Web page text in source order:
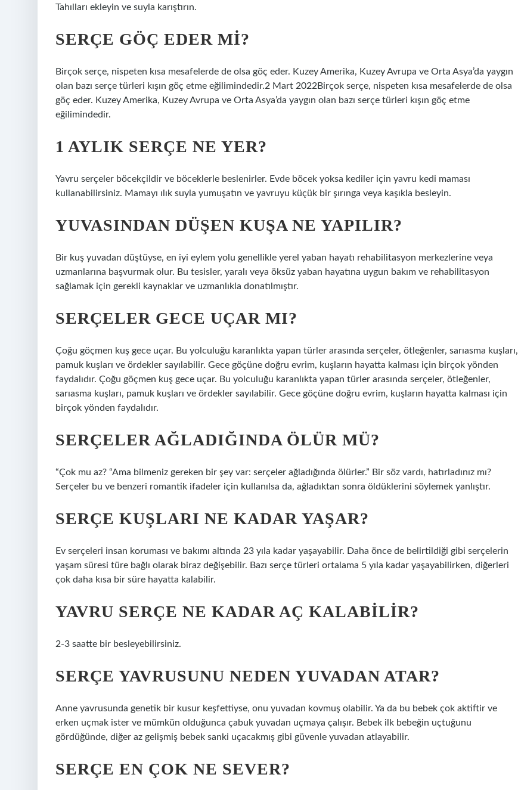
Tahılları ekleyin ve suyla karıştırın.
SERÇE GÖÇ EDER MI?
Birçok serçe, nispeten kısa mesafelerde de olsa göç eder. Kuzey Amerika, Kuzey Avrupa ve Orta Asya’da yaygın
olan bazı serçe türleri kışın göç etme eğilimindedir.2 Mart 2022Birçok serçe, nispeten kısa mesafelerde de olsa
göç eder. Kuzey Amerika, Kuzey Avrupa ve Orta Asya’da yaygın olan bazı serçe türleri kışın göç etme
eğilimindedir.
1 AYLIK SERÇE NE YER?
Yavru serçeler böcekçildir ve böceklerle beslenirler. Evde böcek yoksa kediler için yavru kedi maması
kullanabilirsiniz. Mamayı ılık suyla yumuşatın ve yavruyu küçük bir şırınga veya kaşıkla besleyin.
YUVASINDAN DÜŞEN KUŞA NE YAPILIR?
Bir kuş yuvadan düştüyse, en iyi eylem yolu genellikle yerel yaban hayatı rehabilitasyon merkezlerine veya
uzmanlarına başvurmak olur. Bu tesisler, yaralı veya öksüz yaban hayatına uygun bakım ve rehabilitasyon
sağlamak için gerekli kaynaklar ve uzmanlıkla donatılmıştır.
SERÇELER GECE UÇAR MI?
Çoğu göçmen kuş gece uçar. Bu yolculuğu karanlıkta yapan türler arasında serçeler, ötleğenler, sarıasma kuşları,
pamuk kuşları ve ördekler sayılabilir. Gece göçüne doğru evrim, kuşların hayatta kalması için birçok yönden
faydalıdır. Çoğu göçmen kuş gece uçar. Bu yolculuğu karanlıkta yapan türler arasında serçeler, ötleğenler,
sarıasma kuşları, pamuk kuşları ve ördekler sayılabilir. Gece göçüne doğru evrim, kuşların hayatta kalması için
birçok yönden faydalıdır.
SERÇELER AĞLADIĞINDA ÖLÜR MÜ?
“Çok mu az? “Ama bilmeniz gereken bir şey var: serçeler ağladığında ölürler.” Bir söz vardı, hatırladınız mı?
Serçeler bu ve benzeri romantik ifadeler için kullanılsa da, ağladıktan sonra öldüklerini söylemek yanlıştır.
SERÇE KUŞLARI NE KADAR YAŞAR?
Ev serçeleri insan koruması ve bakımı altında 23 yıla kadar yaşayabilir. Daha önce de belirtildiği gibi serçelerin
yaşam süresi türe bağlı olarak biraz değişebilir. Bazı serçe türleri ortalama 5 yıla kadar yaşayabilirken, diğerleri
çok daha kısa bir süre hayatta kalabilir.
YAVRU SERÇE NE KADAR AÇ KALABILIR?
2-3 saatte bir besleyebilirsiniz.
SERÇE YAVRUSUNU NEDEN YUVADAN ATAR?
Anne yavrusunda genetik bir kusur keşfettiyse, onu yuvadan kovmuş olabilir. Ya da bu bebek çok aktiftir ve
erken uçmak ister ve mümkün olduğunca çabuk yuvadan uçmaya çalışır. Bebek ilk bebeğin uçtuğunu
gördüğünde, diğer az gelişmiş bebek sanki uçacakmış gibi güvenle yuvadan atlayabilir.
SERÇE EN ÇOK NE SEVER?